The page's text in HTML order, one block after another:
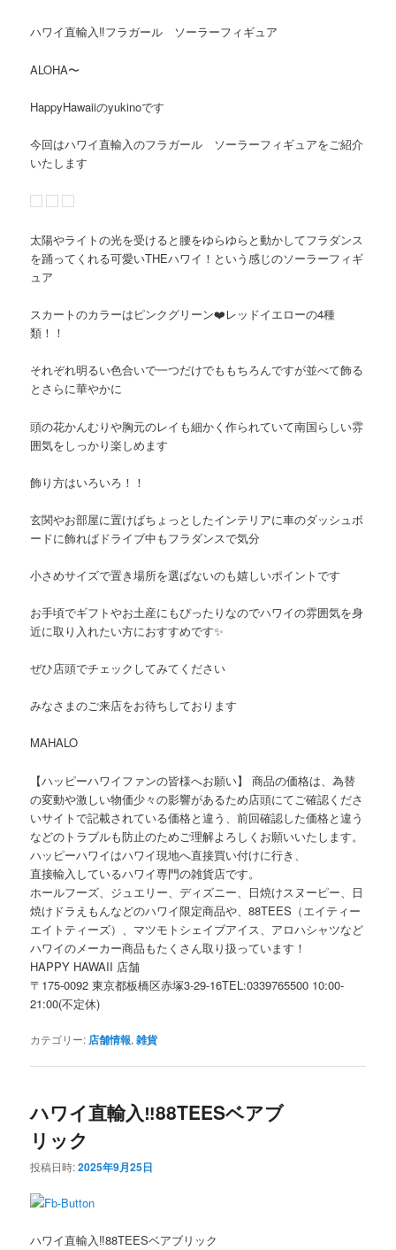
へ
移
移
動
ハワイ直輸入‼️フラガール ソーラーフィギュア
ALOHA〜
HappyHawaiiのyukinoです
今回はハワイ直輸入のフラガール ソーラーフィギュアをご紹介
いたします
太陽やライトの光を受けると腰をゆらゆらと動かしてフラダンス
を踊ってくれる可愛いTHEハワイ！という感じのソーラーフィギ
ュア
スカートのカラーはピンクグリーン❤️レッドイエローの4種
類！！
それぞれ明るい色合いで一つだけでももちろんですが並べて飾る
とさらに華やかに
頭の花かんむりや胸元のレイも細かく作られていて南国らしい雰
囲気をしっかり楽しめます️
飾り方はいろいろ！！
玄関やお部屋に置けばちょっとしたインテリアに車のダッシュボ
ードに飾ればドライブ中もフラダンスで気分
小さめサイズで置き場所を選ばないのも嬉しいポイントです
お手頃でギフトやお土産にもぴったりなのでハワイの雰囲気を身
近に取り入れたい方におすすめです✨
ぜひ店頭でチェックしてみてください
みなさまのご来店をお待ちしております️
MAHALO
【ハッピーハワイファンの皆様へお願い】 商品の価格は、為替
の変動や激しい物価少々の影響があるため店頭にてご確認くださ
いサイトで記載されている価格と違う、前回確認した価格と違う
などのトラブルも防止のためご理解よろしくお願いいたします。
ハッピーハワイはハワイ現地へ直接買い付けに行き、
直接輸入しているハワイ専門の雑貨店です。
ホールフーズ、ジュエリー、ディズニー、日焼けスヌーピー、日
焼けドラえもんなどのハワイ限定商品や、88TEES（エイティー
エイトティーズ）、マツモトシェイブアイス、アロハシャツなど
ハワイのメーカー商品もたくさん取り扱っています！
HAPPY HAWAII 店舗
〒175-0092 東京都板橋区赤塚3-29-16TEL:0339765500 10:00-
21:00(不定休)
カテゴリー: 店舗情報,雑貨
ハワイ直輸入‼️88TEESベアブ
リック
投稿日時:2025年9月25日
ハワイ直輸入‼️88TEESベアブリック